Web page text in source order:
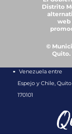
Distrito
web
©
Quito.
Venezuela entre
Espejo y Chile, Quito
170101